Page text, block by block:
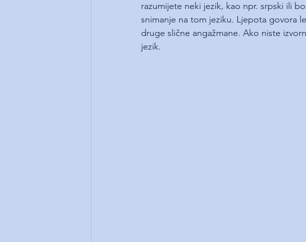
razumijete neki jezik, kao npr. srpski ili
snimanje na tom jeziku. Ljepota govora
druge slične angažmane. Ako niste
jezik.